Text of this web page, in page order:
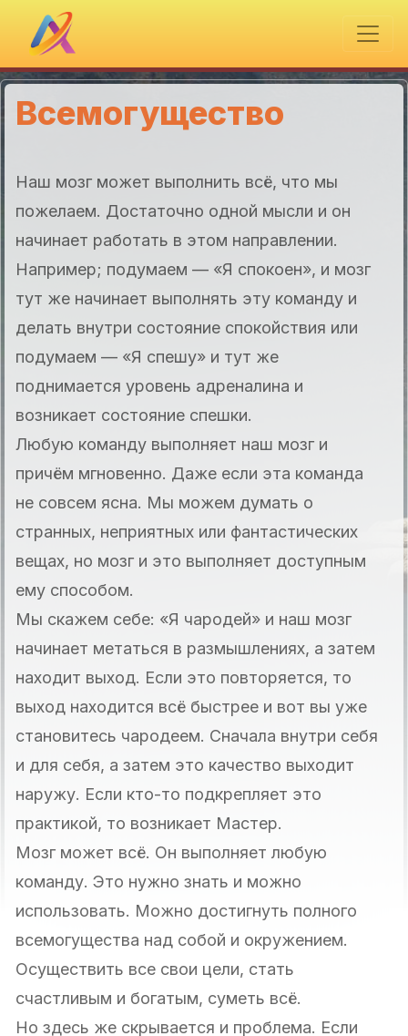
Всемогущество
Наш мозг может выполнить всё, что мы
пожелаем. Достаточно одной мысли и он
начинает работать в этом направлении.
Например; подумаем — «Я спокоен», и мозг
тут же начинает выполнять эту команду и
делать внутри состояние спокойствия или
подумаем — «Я спешу» и тут же
поднимается уровень адреналина и
возникает состояние спешки.
Любую команду выполняет наш мозг и
причём мгновенно. Даже если эта команда
не совсем ясна. Мы можем думать о
странных, неприятных или фантастических
вещах, но мозг и это выполняет доступным
ему способом.
Мы скажем себе: «Я чародей» и наш мозг
начинает метаться в размышлениях, а затем
находит выход. Если это повторяется, то
выход находится всё быстрее и вот вы уже
становитесь чародеем. Сначала внутри себя
и для себя, а затем это качество выходит
наружу. Если кто-то подкрепляет это
практикой, то возникает Мастер.
Мозг может всё. Он выполняет любую
команду. Это нужно знать и можно
использовать. Можно достигнуть полного
всемогущества над собой и окружением.
Осуществить все свои цели, стать
счастливым и богатым, суметь всё.
Но здесь же скрывается и проблема. Если